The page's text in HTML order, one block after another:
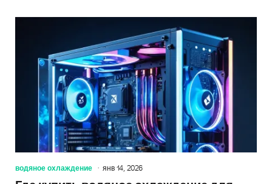
водяное охлаждение янв 14, 2026